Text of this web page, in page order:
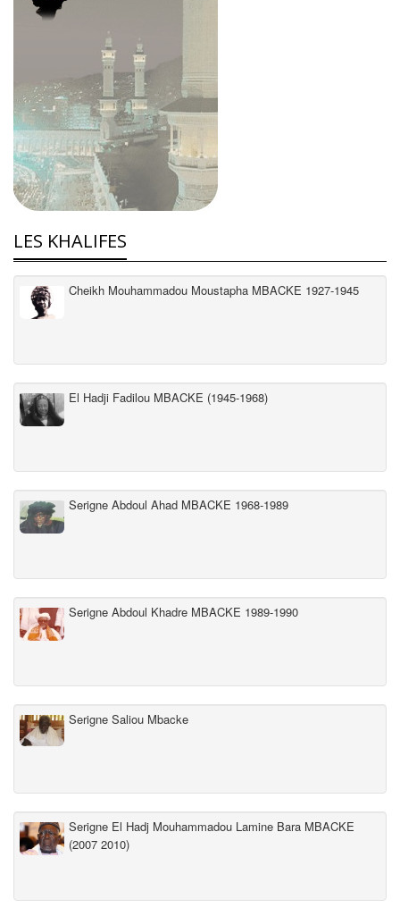
LES KHALIFES
Cheikh Mouhammadou Moustapha MBACKE 1927-1945
El Hadji Fadilou MBACKE (1945-1968)
Serigne Abdoul Ahad MBACKE 1968-1989
Serigne Abdoul Khadre MBACKE 1989-1990
Serigne Saliou Mbacke
Serigne El Hadj Mouhammadou Lamine Bara MBACKE
(2007 2010)